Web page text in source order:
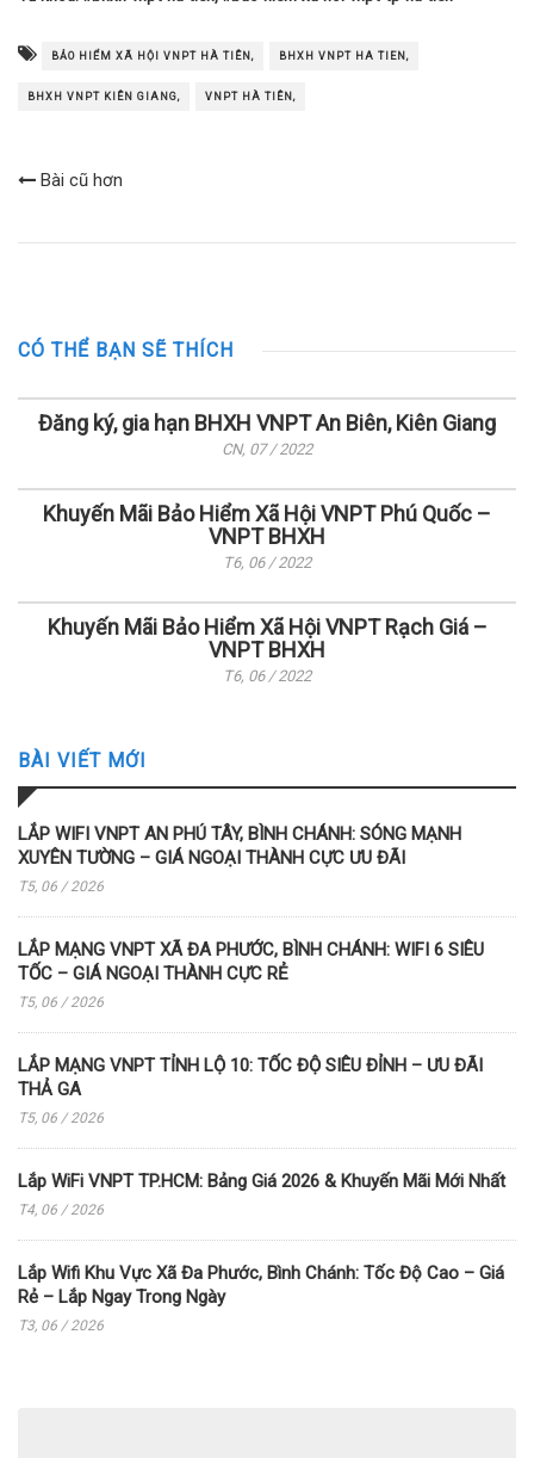
BẢO HIỂM XÃ HỘI VNPT HÀ TIÊN, BHXH VNPT HA TIEN,
BHXH VNPT KIÊN GIANG, VNPT HÀ TIÊN,
Bài cũ hơn
CÓ THỂ BẠN SẼ THÍCH
Đăng ký, gia hạn BHXH VNPT An Biên, Kiên Giang
CN, 07 / 2022
Khuyến Mãi Bảo Hiểm Xã Hội VNPT Phú Quốc –
VNPT BHXH
T6, 06 / 2022
Khuyến Mãi Bảo Hiểm Xã Hội VNPT Rạch Giá –
VNPT BHXH
T6, 06 / 2022
BÀI VIẾT MỚI
LẮP WIFI VNPT AN PHÚ TÂY, BÌNH CHÁNH: SÓNG MẠNH
XUYÊN TƯỜNG – GIÁ NGOẠI THÀNH CỰC ƯU ĐÃI
T5, 06 / 2026
LẮP MẠNG VNPT XÃ ĐA PHƯỚC, BÌNH CHÁNH: WIFI 6 SIÊU
TỐC – GIÁ NGOẠI THÀNH CỰC RẺ
T5, 06 / 2026
LẮP MẠNG VNPT TỈNH LỘ 10: TỐC ĐỘ SIÊU ĐỈNH – ƯU ĐÃI
THẢ GA
T5, 06 / 2026
Lắp WiFi VNPT TP.HCM: Bảng Giá 2026 & Khuyến Mãi Mới Nhất
T4, 06 / 2026
Lắp Wifi Khu Vực Xã Đa Phước, Bình Chánh: Tốc Độ Cao – Giá
Rẻ – Lắp Ngay Trong Ngày
T3, 06 / 2026